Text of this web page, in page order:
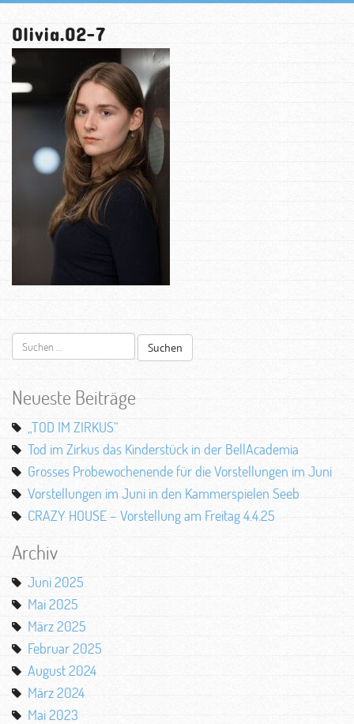
Olivia.02-7
Suchen
nach:
Neueste Beiträge
„TOD IM ZIRKUS“
Tod im Zirkus das Kinderstück in der BellAcademia
Grosses Probewochenende für die Vorstellungen im Juni
Vorstellungen im Juni in den Kammerspielen Seeb
CRAZY HOUSE – Vorstellung am Freitag 4.4.25
Archiv
Juni 2025
Mai 2025
März 2025
Februar 2025
August 2024
März 2024
Mai 2023